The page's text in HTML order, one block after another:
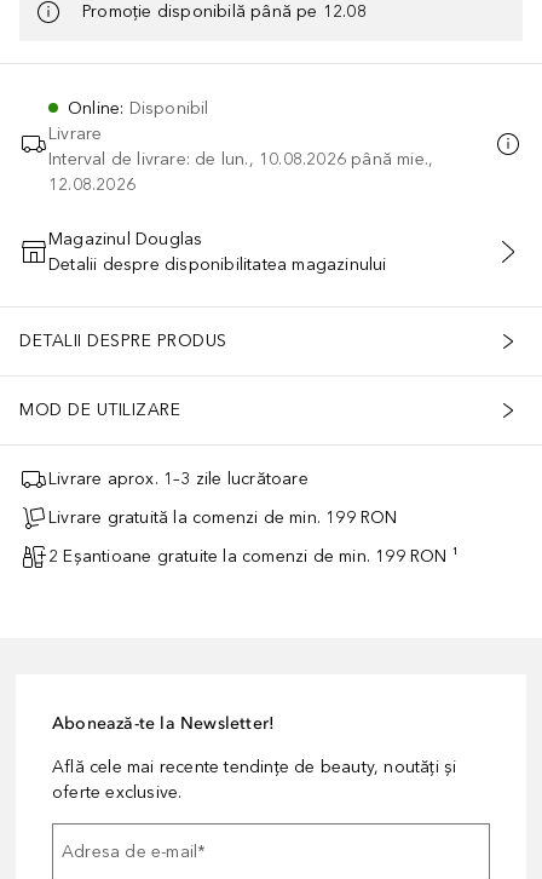
Promoție disponibilă până pe 12.08
Online: Disponibil
Livrare
Interval de livrare: de lun., 10.08.2026 până mie.,
12.08.2026
ADĂUGAȚI ÎN COŞ
Magazinul Douglas
Detalii despre disponibilitatea magazinului
DETALII DESPRE PRODUS
MOD DE UTILIZARE
Livrare aprox. 1–3 zile lucrătoare
Livrare gratuită la comenzi de min. 199 RON
2 Eșantioane gratuite la comenzi de min. 199 RON ¹
Abonează-te la Newsletter!
Află cele mai recente tendințe de beauty, noutăți și
oferte exclusive.
Adresa de e-mail*